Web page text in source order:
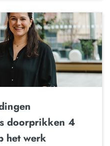
doorprikken 4
het werk